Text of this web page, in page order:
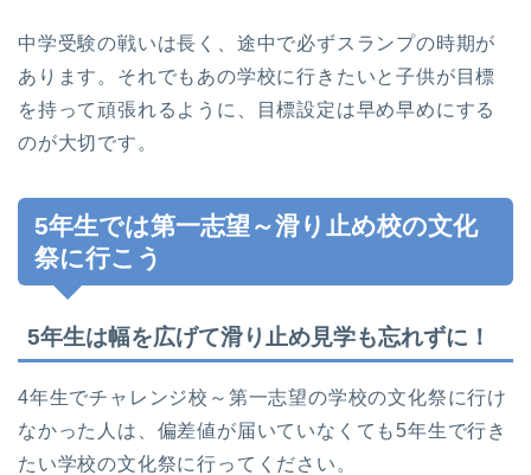
中学受験の戦いは長く、途中で必ずスランプの時期が
あります。それでもあの学校に行きたいと子供が目標
を持って頑張れるように、目標設定は早め早めにする
のが大切です。
5年生では第一志望～滑り止め校の文化
祭に行こう
5年生は幅を広げて滑り止め見学も忘れずに！
4年生でチャレンジ校～第一志望の学校の文化祭に行け
なかった人は、偏差値が届いていなくても5年生で行き
たい学校の文化祭に行ってください。